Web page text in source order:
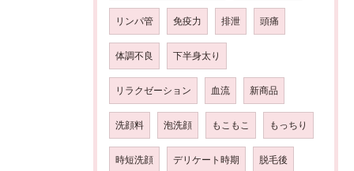
リンパ管 免疫力 排泄 頭痛
体調不良 下半身太り
リラクゼーション 血流 新商品
洗顔料 泡洗顔 もこもこ もっちり
時短洗顔 デリケート時期 脱毛後